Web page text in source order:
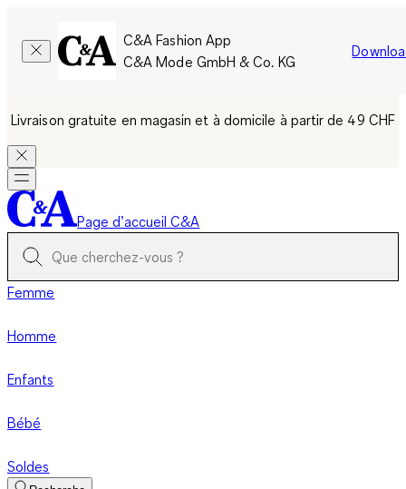
C&A Fashion App
C&A Mode GmbH & Co. KG
Livraison gratuite en magasin et à domicile à partir de 49 CHF
Page d’accueil C&A
Femme
Homme
Enfants
Bébé
Soldes